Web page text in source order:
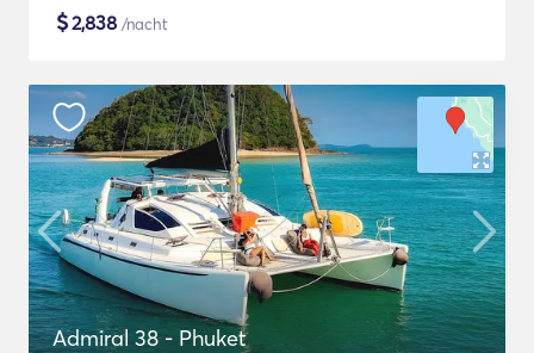
$2,838 /nacht
Admiral 38 - Phuket